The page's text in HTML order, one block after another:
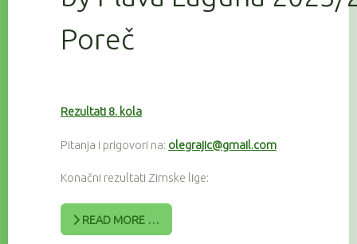
Poreč
Rezultati 8. kola
Pitanja i prigovori na: olegrajic@gmail.com
Konačni rezultati Zimske lige:
READ MORE …